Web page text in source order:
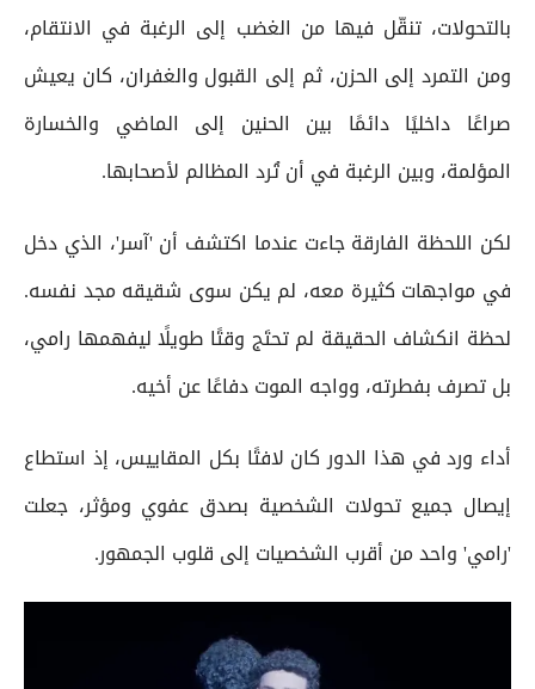
بالتحولات، تنقّل فيها من الغضب إلى الرغبة في الانتقام،
ومن التمرد إلى الحزن، ثم إلى القبول والغفران، كان يعيش
صراعًا داخليًا دائمًا بين الحنين إلى الماضي والخسارة
المؤلمة، وبين الرغبة في أن تُرد المظالم لأصحابها.
لكن اللحظة الفارقة جاءت عندما اكتشف أن 'آسر'، الذي دخل
في مواجهات كثيرة معه، لم يكن سوى شقيقه مجد نفسه.
لحظة انكشاف الحقيقة لم تحتَج وقتًا طويلًا ليفهمها رامي،
بل تصرف بفطرته، وواجه الموت دفاعًا عن أخيه.
أداء ورد في هذا الدور كان لافتًا بكل المقاييس، إذ استطاع
إيصال جميع تحولات الشخصية بصدق عفوي ومؤثر، جعلت
'رامي' واحد من أقرب الشخصيات إلى قلوب الجمهور.